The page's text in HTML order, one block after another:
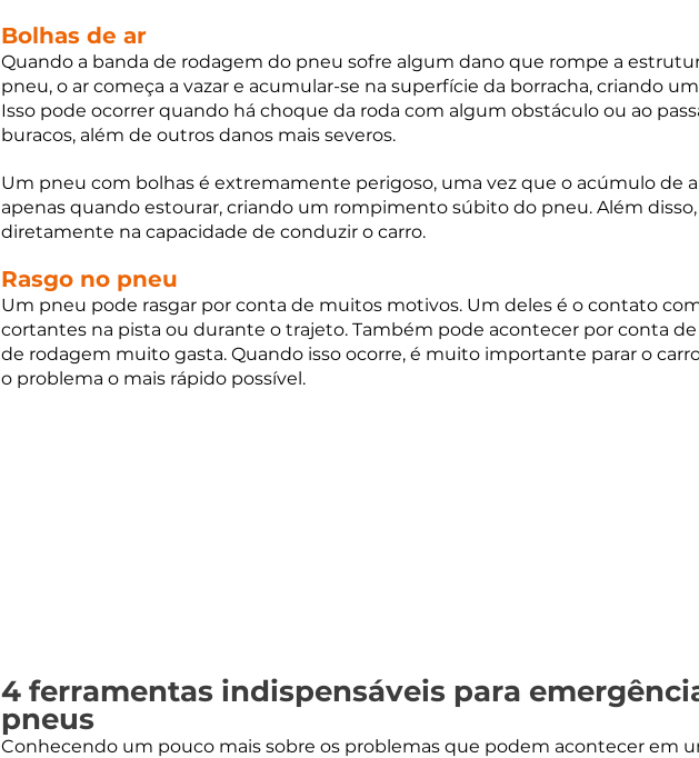
Bolhas de ar
Quando a banda de rodagem do pneu sofre algum dano que rompe a
pneu, o ar começa a vazar e acumular-se na superfície da borracha, criando
Isso pode ocorrer quando há choque da roda com algum obstáculo ou ao
buracos, além de outros danos mais severos.
Um pneu com bolhas é extremamente perigoso, uma vez que o acúmulo de
apenas quando estourar, criando um rompimento súbito do pneu. Além
diretamente na capacidade de conduzir o carro.
Rasgo no pneu
Um pneu pode rasgar por conta de muitos motivos. Um deles é o contato
cortantes na pista ou durante o trajeto. Também pode acontecer por conta
de rodagem muito gasta. Quando isso ocorre, é muito importante parar o
o problema o mais rápido possível.
4 ferramentas indispensáveis para
pneus
Conhecendo um pouco mais sobre os problemas que podem acontecer em